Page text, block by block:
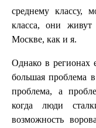
среднему классу,
класса, они
Москве, как и я.
Однако в регионах
большая проблема
проблема, а
когда люди
возможность